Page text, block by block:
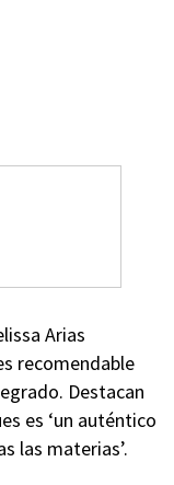
Arias
recomendable
Destacan
es ‘un auténtico
las materias’.